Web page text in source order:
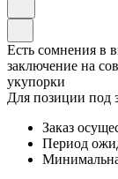
Есть сомнения в
заключение на
укупорки
Для позиции под
Заказ
Период